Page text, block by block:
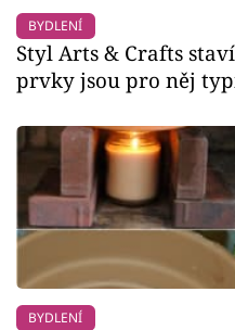
BYDLENÍ
Styl Arts & Crafts
prvky jsou pro něj
BYDLENÍ